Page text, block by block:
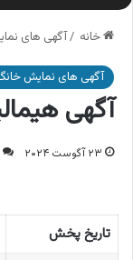
خانه /آگهی های
آگهی های نمایش
آگهی
۲۳ آگوست ۲۰۲۴
تاریخ پخش